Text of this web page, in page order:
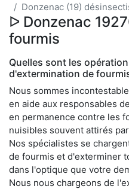
Donzenac (19)
ᐅ Donzenac
fourmis
Quelles sont les
d'extermination de
Nous sommes
en aide aux responsables
en permanence contre les
nuisibles souvent attirés
Nos spécialistes se
de fourmis et d'exterminer
dans l'optique que votre
Nous nous chargeons de